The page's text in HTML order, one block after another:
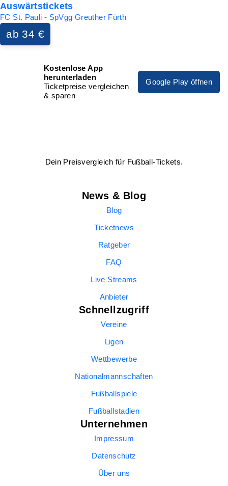
Auswärtstickets
FC St. Pauli - SpVgg Greuther Fürth
ab 34 €
Kostenlose App
herunterladen
Ticketpreise vergleichen
& sparen
Google Play öffnen
Dein Preisvergleich für Fußball-Tickets.
News & Blog
Blog
Ticketnews
Ratgeber
FAQ
Live Streams
Anbieter
Schnellzugriff
Vereine
Ligen
Wettbewerbe
Nationalmannschaften
Fußballspiele
Fußballstadien
Unternehmen
Impressum
Datenschutz
Über uns